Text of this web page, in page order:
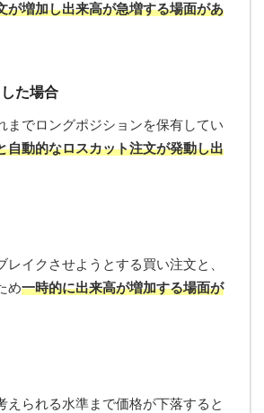
が増加し出来高が急増する場面があ
た場合
でロングポジションを保有してい
自動的なロスカット注文が発動し出
イクさせようとする買い注文と、
め一時的に出来高が増加する場面が
られる水準まで価格が下落すると